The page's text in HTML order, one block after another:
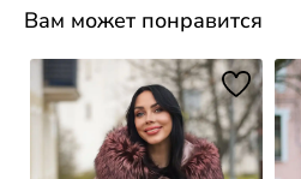
Вам может понравится